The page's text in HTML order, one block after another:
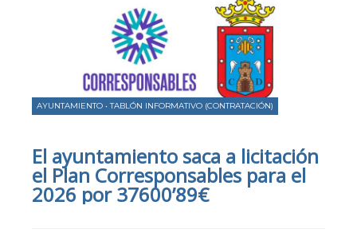
AYUNTAMIENTO •TABLÓN INFORMATIVO (CONTRATACIÓN)
El ayuntamiento saca a licitación
el Plan Corresponsables para el
2026 por 37600’89€